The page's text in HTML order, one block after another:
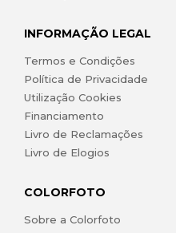
INFORMAÇÃO LEGAL
Termos e Condições
Política de Privacidade
Utilização Cookies
Financiamento
Livro de Reclamações
Livro de Elogios
COLORFOTO
Sobre a Colorfoto